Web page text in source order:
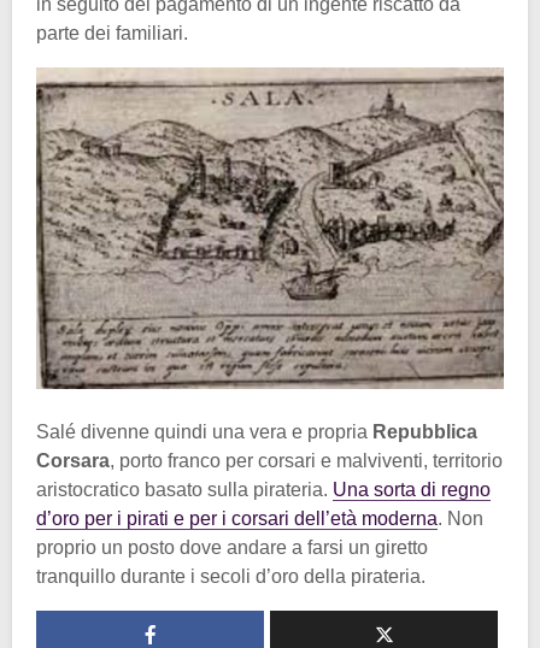
in seguito del pagamento di un ingente riscatto da
parte dei familiari.
Salé divenne quindi una vera e propria Repubblica
Corsara, porto franco per corsari e malviventi, territorio
aristocratico basato sulla pirateria. Una sorta di regno
d’oro per i pirati e per i corsari dell’età moderna. Non
proprio un posto dove andare a farsi un giretto
tranquillo durante i secoli d’oro della pirateria.